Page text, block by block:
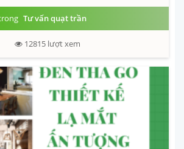
hợp sẽ khiến...
Tư vấn quạt trần
12815 lượt xem